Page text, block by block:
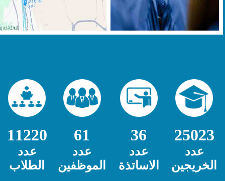
25023
36
61
11220
عدد
الخريجين
عدد
الاساتذة
عدد
الموظفين
عدد
الطلاب